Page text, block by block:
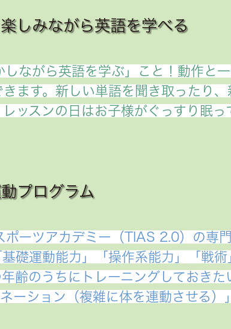
しみながら英語を学べる
ながら英語を学ぶ」こと！動作と一
ます。新しい単語を聞き取ったり、
ッスンの日はお子様がぐっすり眠っ
プログラム
ーツアカデミー（TIAS 2.0）の専
礎運動能力」「操作系能力」「戦術
齢のうちにトレーニングしておきた
ーション（複雑に体を連動させる）